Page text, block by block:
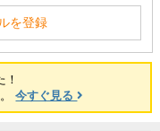
を登録
！
。今すぐ見る